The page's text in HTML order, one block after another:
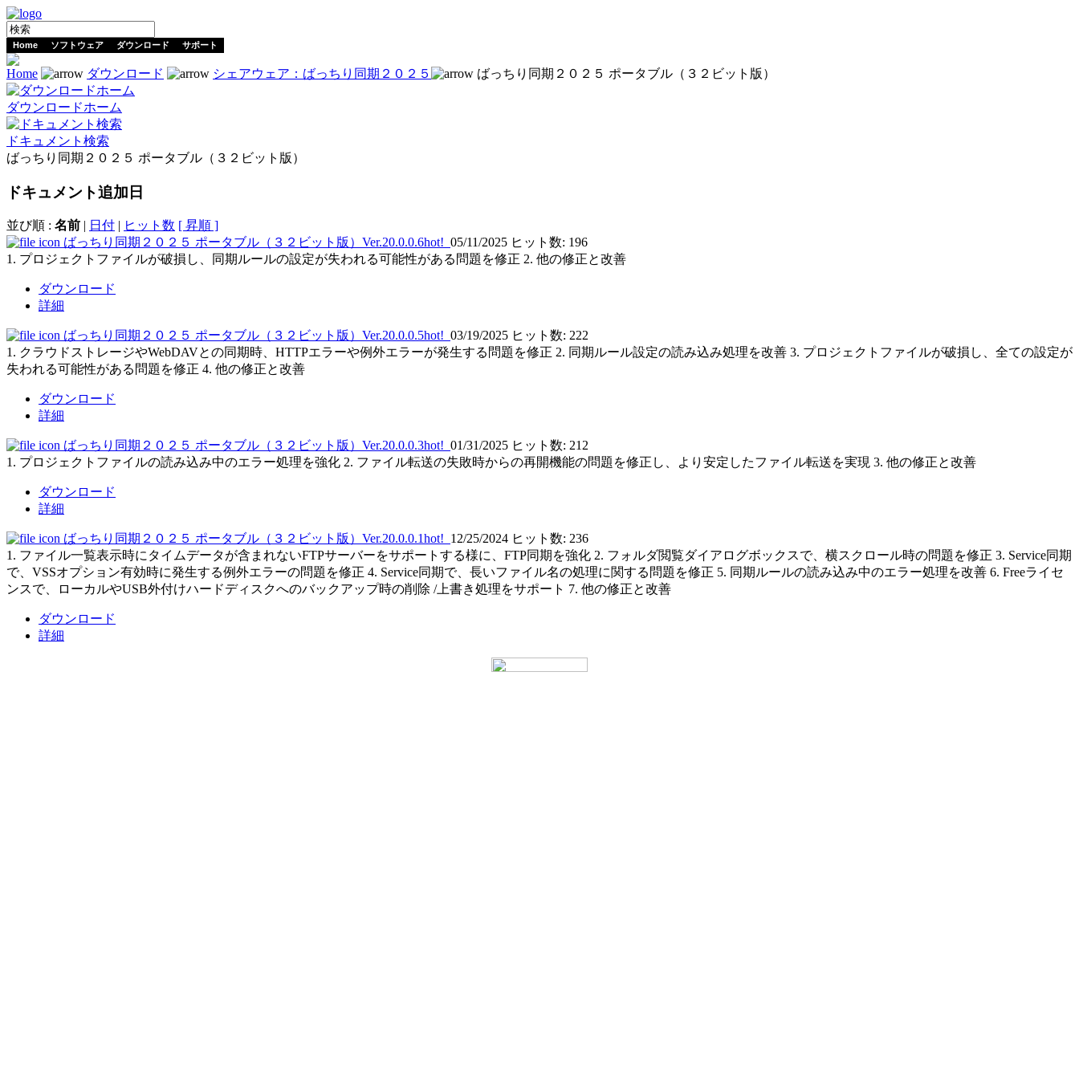
Home ソフトウェア ダウンロード サポート
Home ダウンロード シェアウェア：ばっちり同期２０２５ ばっちり同期２０２５ ポータブル（３２ビット版）
ダウンロードホーム
ドキュメント検索
ばっちり同期２０２５ ポータブル（３２ビット版）
ドキュメント追加日
並び順 : 名前 | 日付 | ヒット数 [ 昇順 ]
ばっちり同期２０２５ ポータブル（３２ビット版）Ver.20.0.0.6hot! 05/11/2025 ヒット数: 196
1. プロジェクトファイルが破損し、同期ルールの設定が失われる可能性がある問題を修正 2. 他の修正と改善
ダウンロード
詳細
ばっちり同期２０２５ ポータブル（３２ビット版）Ver.20.0.0.5hot! 03/19/2025 ヒット数: 222
1. クラウドストレージやWebDAVとの同期時、HTTPエラーや例外エラーが発生する問題を修正 2. 同期ルール設定の読み込み処理を改善 3. プロジェクトファイルが破損し、全ての設定が
失われる可能性がある問題を修正 4. 他の修正と改善
ダウンロード
詳細
ばっちり同期２０２５ ポータブル（３２ビット版）Ver.20.0.0.3hot! 01/31/2025 ヒット数: 212
1. プロジェクトファイルの読み込み中のエラー処理を強化 2. ファイル転送の失敗時からの再開機能の問題を修正し、より安定したファイル転送を実現 3. 他の修正と改善
ダウンロード
詳細
ばっちり同期２０２５ ポータブル（３２ビット版）Ver.20.0.0.1hot! 12/25/2024 ヒット数: 236
1. ファイル一覧表示時にタイムデータが含まれないFTPサーバーをサポートする様に、FTP同期を強化 2. フォルダ閲覧ダイアログボックスで、横スクロール時の問題を修正 3. Service同期
で、VSSオプション有効時に発生する例外エラーの問題を修正 4. Service同期で、長いファイル名の処理に関する問題を修正 5. 同期ルールの読み込み中のエラー処理を改善 6. Freeライセ
ンスで、ローカルやUSB外付けハードディスクへのバックアップ時の削除 /上書き処理をサポート 7. 他の修正と改善
ダウンロード
詳細